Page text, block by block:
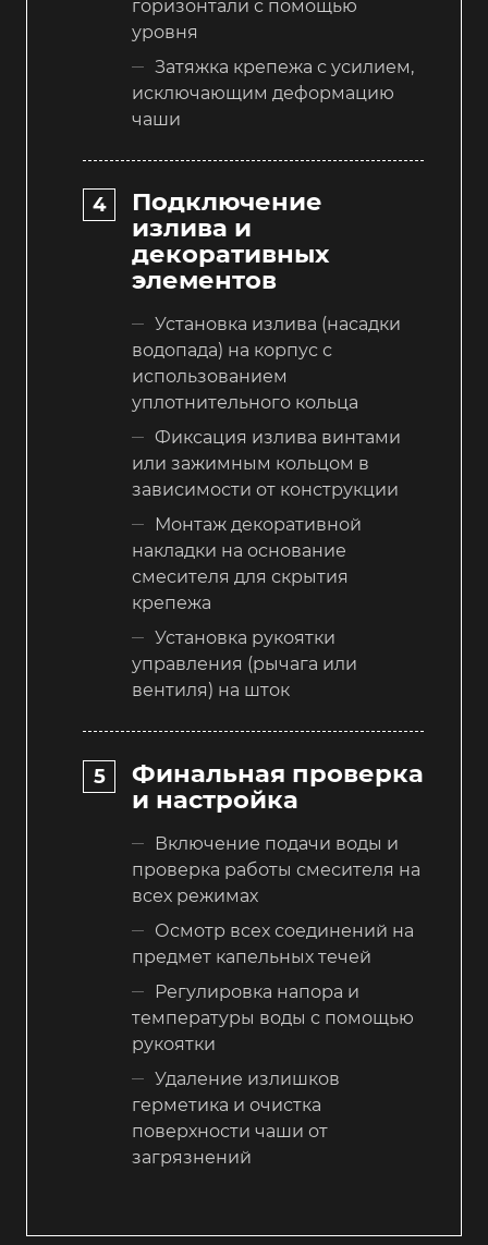
горизонтали с помощью
уровня
Затяжка крепежа с усилием,
исключающим деформацию
чаши
Подключение
излива и
декоративных
элементов
Установка излива (насадки
водопада) на корпус с
использованием
уплотнительного кольца
Фиксация излива винтами
или зажимным кольцом в
зависимости от конструкции
Монтаж декоративной
накладки на основание
смесителя для скрытия
крепежа
Установка рукоятки
управления (рычага или
вентиля) на шток
Финальная проверка
и настройка
Включение подачи воды и
проверка работы смесителя на
всех режимах
Осмотр всех соединений на
предмет капельных течей
Регулировка напора и
температуры воды с помощью
рукоятки
Удаление излишков
герметика и очистка
поверхности чаши от
загрязнений